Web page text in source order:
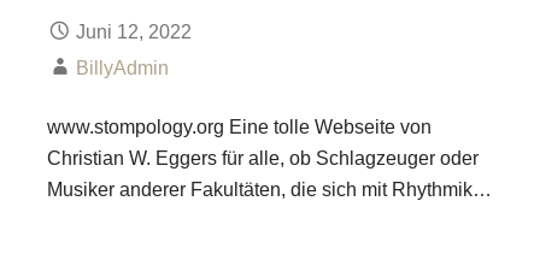
Juni 12, 2022
BillyAdmin
www.stompology.org Eine tolle Webseite von
Christian W. Eggers für alle, ob Schlagzeuger oder
Musiker anderer Fakultäten, die sich mit Rhythmik…